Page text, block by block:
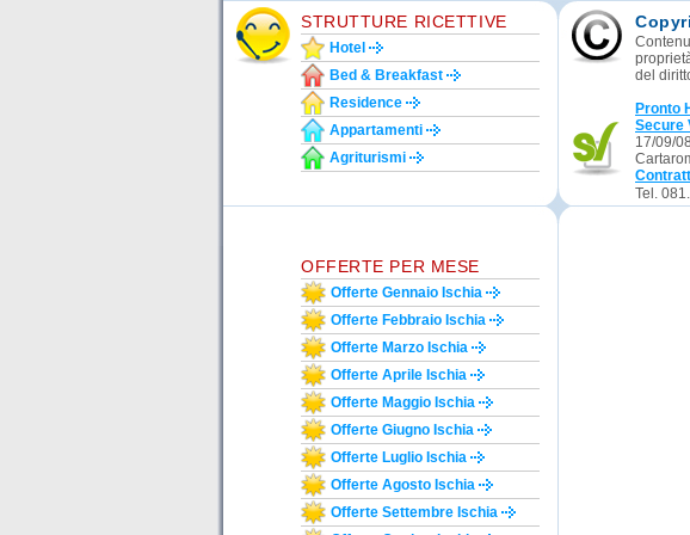
STRUTTURE RICETTIVE
Hotel
Bed & Breakfast
Residence
Appartamenti
Agriturismi
del
Pronto
Secure
17/09/
Tel.
OFFERTE PER MESE
Offerte Gennaio Ischia
Offerte Febbraio Ischia
Offerte Marzo Ischia
Offerte Aprile Ischia
Offerte Maggio Ischia
Offerte Giugno Ischia
Offerte Luglio Ischia
Offerte Agosto Ischia
Offerte Settembre Ischia